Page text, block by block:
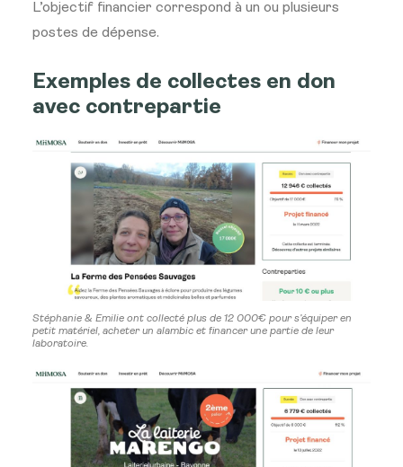
L’objectif financier correspond à un ou plusieurs
postes de dépense.
Exemples de collectes en don
avec contrepartie
Stéphanie & Emilie ont collecté plus de 12 000€ pour s’équiper en
petit matériel, acheter un alambic et financer une partie de leur
laboratoire.